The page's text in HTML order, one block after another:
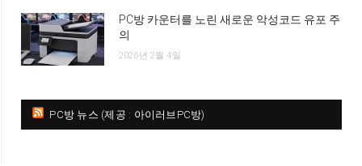
PC방 카운터를 노린 새로운 악성코드 유포 주
의
2026년 2월 4일
PC방 뉴스 (제공 : 아이러브PC방)